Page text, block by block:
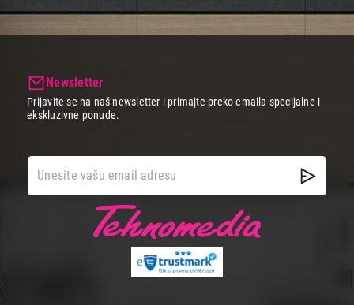
Newsletter
Prijavite se na naš newsletter i primajte preko emaila specijalne i
ekskluzivne ponude.